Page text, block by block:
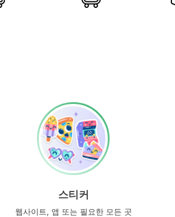
스티커
웹사이트, 앱 또는 필요한 모든 곳